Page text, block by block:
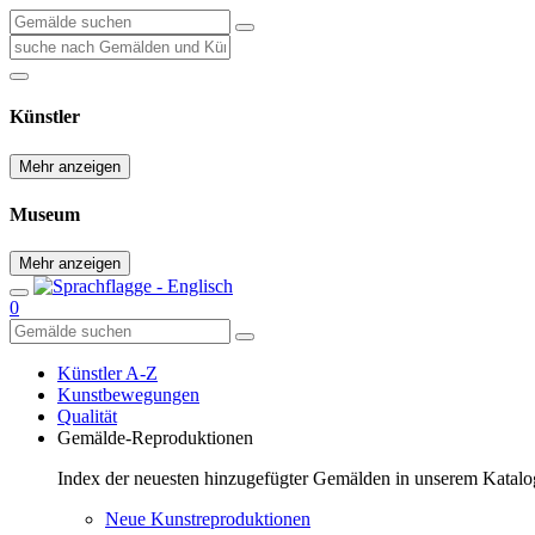
Künstler
Mehr anzeigen
Museum
Mehr anzeigen
0
Künstler A-Z
Kunstbewegungen
Qualität
Gemälde-Reproduktionen
Index der neuesten hinzugefügter Gemälden in unserem
Neue Kunstreproduktionen